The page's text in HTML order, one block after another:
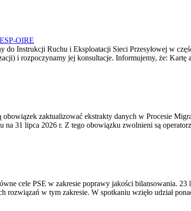
OIRE
Instrukcji Ruchu i Eksploatacji Sieci Przesyłowej w
i rozpoczynamy jej konsultacje. Informujemy, że:
zaktualizować ekstrakty danych w Procesie
31 lipca 2026 r. Z tego obowiązku zwolnieni są
cele PSE w zakresie poprawy jakości bilansowania.
w tym zakresie. W spotkaniu wzięło udział